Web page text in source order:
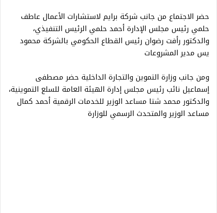
حضر الاجتماع من جانب شركة برايم لاستشارات الأعمال عاطف
حلمي رئيس مجلس الإدارة أحمد حلمي الرئيس التنفيذي،
والدكتور رأفت رضوان رئيس القطاع الحكومي بالشركة محمود
يس مدير المشروعات
ومن جانب وزارة التموين والتجارة الداخلية حضر مصطفى
إسماعيل نائب رئيس مجلس إدارة الهيئة العامة للسلع التموينية،
والدكتور محمد شتا مساعد الوزير للخدمات الرقمية أحمد كمال
مساعد الوزير والمتحدث الرسمي للوزارة